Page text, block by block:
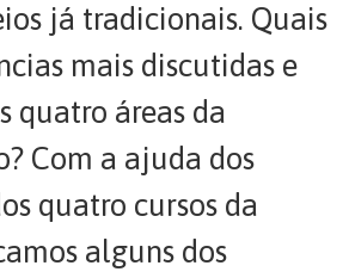
já tradicionais. Quais
mais discutidas e
quatro áreas da
Com a ajuda dos
quatro cursos da
alguns dos